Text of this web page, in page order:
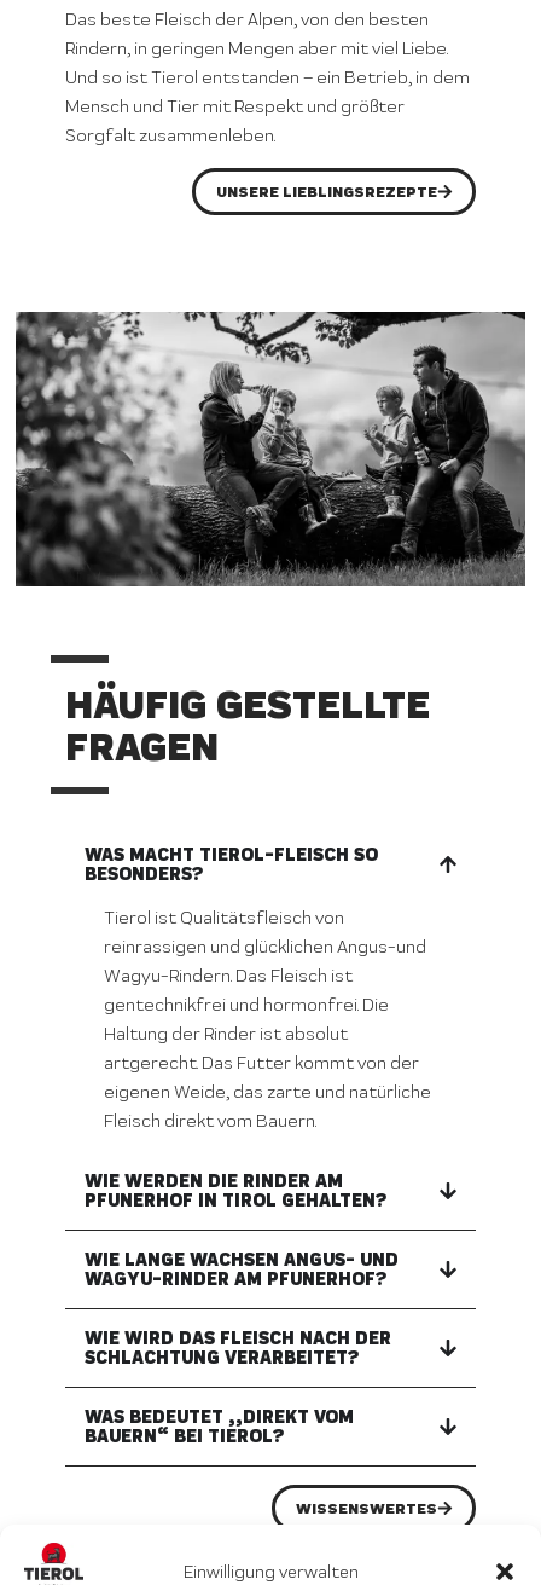
Einwilligung verwalten
Das beste Fleisch der Alpen, von den besten
Rindern, in geringen Mengen aber mit viel Liebe.
Und so ist Tierol entstanden – ein Betrieb, in dem
Mensch und Tier mit Respekt und größter
Sorgfalt zusammenleben.
UNSERE LIEBLINGSREZEPTE
HÄUFIG GESTELLTE
FRAGEN
WAS MACHT TIEROL-FLEISCH SO
BESONDERS?
Tierol ist Qualitätsfleisch von
reinrassigen und glücklichen Angus-und
Wagyu-Rindern. Das Fleisch ist
gentechnikfrei und hormonfrei. Die
Haltung der Rinder ist absolut
artgerecht. Das Futter kommt von der
eigenen Weide, das zarte und natürliche
Fleisch direkt vom Bauern.
WIE WERDEN DIE RINDER AM
PFUNERHOF IN TIROL GEHALTEN?
WIE LANGE WACHSEN ANGUS- UND
WAGYU-RINDER AM PFUNERHOF?
WIE WIRD DAS FLEISCH NACH DER
SCHLACHTUNG VERARBEITET?
WAS BEDEUTET „„DIREKT VOM
BAUERN“ BEI TIEROL?
WISSENSWERTES